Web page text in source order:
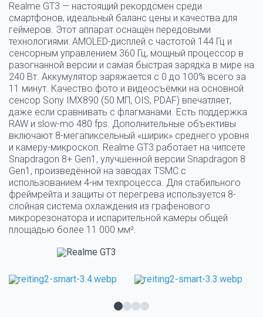
Realme GT3 — настоящий рекордсмен среди
смартфонов, идеальный баланс цены и качества для
геймеров. Этот аппарат оснащён передовыми
технологиями: AMOLED-дисплей с частотой 144 Гц и
сенсорным управлением 360 Гц, мощный процессор в
разогнанной версии и самая быстрая зарядка в мире на
240 Вт. Аккумулятор заряжается с 0 до 100% всего за
11 минут. Качество фото и видеосъёмки на основной
сенсор Sony IMX890 (50 МП, OIS, PDAF) впечатляет,
даже если сравнивать с флагманами. Есть поддержка
RAW и slow-mo 480 fps. Дополнительные объективы
включают 8-мегапиксельный «ширик» среднего уровня
и камеру-микроскоп. Realme GT3 работает на чипсете
Snapdragon 8+ Gen1, улучшенной версии Snapdragon 8
Gen1, произведённой на заводах TSMC с
использованием 4-нм техпроцесса. Для стабильного
фреймрейта и защиты от перегрева используется 8-
слойная система охлаждения из графенового
микрорезонатора и испарительной камеры общей
площадью более 11 000 мм².